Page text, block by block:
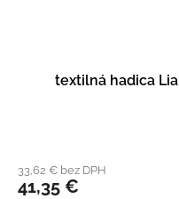
textilná hadica
33,62 € bez DPH
41,35 €